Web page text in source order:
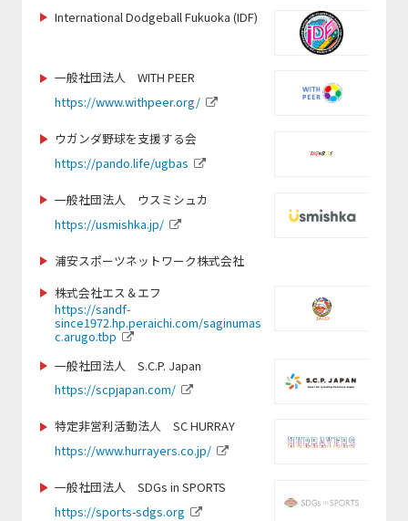
International Dodgeball Fukuoka (IDF)
一般社団法人 WITH PEER
https://www.withpeer.org/
ウガンダ野球を支援する会
https://pando.life/ugbas
一般社団法人 ウスミシュカ
https://usmishka.jp/
浦安スポーツネットワーク株式会社
株式会社エス＆エフ
https://sandf-
since1972.hp.peraichi.com/saginumas
c.arugo.tbp
一般社団法人 S.C.P. Japan
https://scpjapan.com/
特定非営利活動法人 SC HURRAY
https://www.hurrayers.co.jp/
一般社団法人 SDGs in SPORTS
https://sports-sdgs.org
https://www.idcj.jp/
iesa.jp
https://www.paraphoto.org
https://isca.jp.net/
http://www.budo-u.ac.jp/
https://www.tkse.org/
https://synergia.co.jp/
https://www.seedsfootball.com/
https://www.instagram.com/seed_for
https://jetprogramme.org/ja/
https://ji-institute.com/
https://www.spocom.org/
https://www.instagram.com/tokyotennisvibes
https://tosacho-sc.jp/
https://www.toshimakubasketball.org
/
https://tochigi-pref-sports-commission.com/
https://www.totos.or.jp/
https://policy.doshisha.ac.jp/policy/faculty/kawai/info.ht
ml
http://dreamers-inc.jp
https://j-wfa.jp/
https://kickbase-japan.org
https://cricket.or.jp/
https://jwrf.jp/
https://jppc.jp/
https://www.jice.org
https://peaceboat.org/
https://www.pref.fukuoka.lg.jp/life/5/44/202/
https://www.rugby-fukuoka.jp/
https://verspah.jp